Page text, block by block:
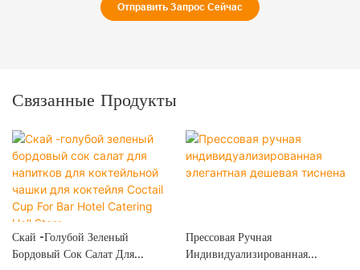
Отправить Запрос Сейчас
Связанные Продукты
Скай -голубой Зеленый
Бордовый Сок Салат Для
Прессовая Ручная
Индивидуализированная